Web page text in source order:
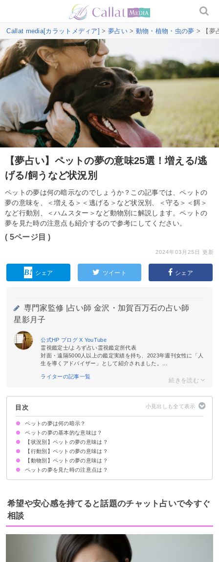
Callat media[カラットメディア] > 夢占い> 動物・植物・虫の夢 > 【夢
【夢占い】ペットの夢の意味25選！増える/逃
げる/飼うなど状況別
ペットの夢は何の暗示なのでしょうか？この記事では、ペットの
夢の意味を、＜増える＞＜逃げる＞など状況別、＜守る＞＜餌＞
など行動別、＜ハムスター＞など動物別に解説します。ペットの
夢を見た時の注意点も紹介するので参考にしてください。
( 5ページ目 )
2024年03月25日 更新
シェア ツイート シェア
専門家監修 | 占い師 金沢・加賀百万石の占い師
星影月子
公式HP ブログX YouTube
霊視鑑定士/よろず占い霊視鑑定所代表
対面・遠隔5000人以上の鑑定実績を持ち、2023年週刊女性に「人
生を導くアドバイザー」として紹介されました。...
ライターの記事一覧
目次
ペットの夢は何の暗示？
ペットの夢の基本的な意味は？
①あなたが愛情を注いでいる対象の暗示
②愛され願望の暗示
③従順さの暗示
状況によって意味が決まる
【状況別】ペットの夢の意味は？
ペットが増える夢【警告夢】
ペットが逃げる夢【警告夢】
ペットに襲われる夢【警告夢】
ペットが出産する夢【吉夢】
ペットが死ぬ夢【吉夢】
亡くなったペットの夢【警告夢】
ペットが病気になる夢【凶夢】
ペットが怪我をする夢【凶夢】
ペットが言葉を話す夢【吉夢】
【行動別】ペットの夢の意味は？
ペットを守る夢【警告夢】
ペットに餌をやる夢【吉夢】
ペットに餌をやり忘れる夢【警告夢】
ペットを食べる夢【警告夢】
ペットを飼う夢【警告夢】
ペットと遊ぶ夢【吉夢】
ペットと眠る夢【警告夢】
ペットを探す夢【警告夢】
【動物別】ペットの夢の意味は？
ペットの犬の夢【吉夢】
ペットの猫の夢【警告夢】
ペットのうさぎの夢【吉夢】
ペットのハムスターの夢【吉夢】
ペットの鳥の夢【吉夢】
ペットの魚の夢【警告夢】
ペットの亀の夢【吉夢】
ペットの虫の夢【吉夢】
ペットの夢を見た時の注意点は？
吉夢なら人に話さない
警告夢や凶夢の内容を人に話す
希望や安心感を持てると話題のチャット占いで今すぐ
相談